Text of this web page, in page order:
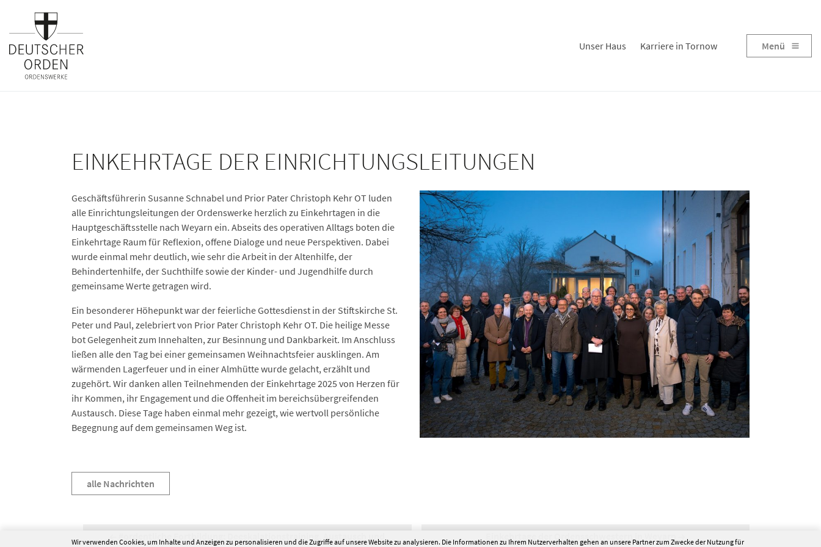
Unser Haus Karriere in Tornow Menü
EINKEHRTAGE DER EINRICHTUNGSLEITUNGEN
Geschäftsführerin Susanne Schnabel und Prior Pater Christoph Kehr OT luden
alle Einrichtungsleitungen der Ordenswerke herzlich zu Einkehrtagen in die
Hauptgeschäftsstelle nach Weyarn ein. Abseits des operativen Alltags boten die
Einkehrtage Raum für Reflexion, offene Dialoge und neue Perspektiven. Dabei
wurde einmal mehr deutlich, wie sehr die Arbeit in der Altenhilfe, der
Behindertenhilfe, der Suchthilfe sowie der Kinder- und Jugendhilfe durch
gemeinsame Werte getragen wird.
Ein besonderer Höhepunkt war der feierliche Gottesdienst in der Stiftskirche St.
Peter und Paul, zelebriert von Prior Pater Christoph Kehr OT. Die heilige Messe
bot Gelegenheit zum Innehalten, zur Besinnung und Dankbarkeit. Im Anschluss
ließen alle den Tag bei einer gemeinsamen Weihnachtsfeier ausklingen. Am
wärmenden Lagerfeuer und in einer Almhütte wurde gelacht, erzählt und
zugehört. Wir danken allen Teilnehmenden der Einkehrtage 2025 von Herzen für
ihr Kommen, ihr Engagement und die Offenheit im bereichsübergreifenden
Austausch. Diese Tage haben einmal mehr gezeigt, wie wertvoll persönliche
Begegnung auf dem gemeinsamen Weg ist.
alle Nachrichten
#ordentliche Fortbildung: Deeskalationstraining, Austausch und
Einkehrtage der Ordensschwestern in Weyarn
Wir verwenden Cookies, um Inhalte und Anzeigen zu personalisieren und die Zugriffe auf unsere Website zu analysieren. Die Informationen zu Ihrem Nutzerverhalten gehen an unsere Partner zum Zwecke der Nutzung für